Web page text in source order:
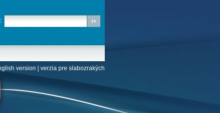
version verzia pre slabozrakých